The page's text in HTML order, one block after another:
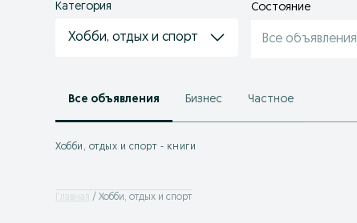
Категория
Хобби, отдых и спорт
Состояние
Все объявления
Все объявления Бизнес Частное
Хобби, отдых и спорт - книги
Главная Хобби, отдых и спорт